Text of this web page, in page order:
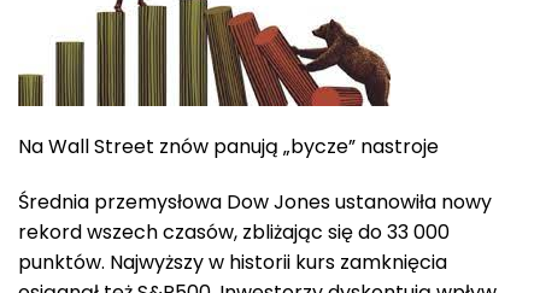
Na Wall Street znów panują „bycze” nastroje
Średnia przemysłowa Dow Jones ustanowiła nowy
rekord wszech czasów, zbliżając się do 33 000
punktów. Najwyższy w historii kurs zamknięcia